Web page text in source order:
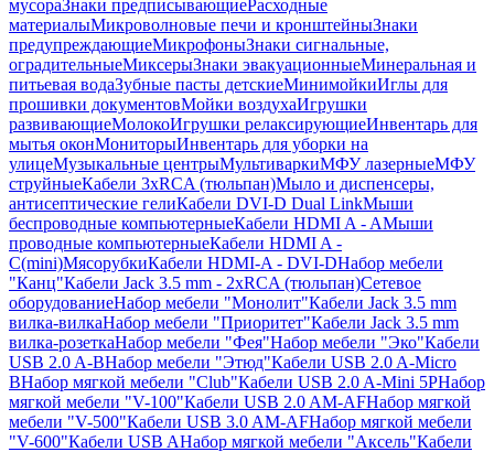
мусораЗнаки предписывающиеРасходные
материалыМикроволновые печи и кронштейныЗнаки
предупреждающиеМикрофоныЗнаки сигнальные,
оградительныеМиксерыЗнаки эвакуационныеМинеральная и
питьевая водаЗубные пасты детскиеМинимойкиИглы для
прошивки документовМойки воздухаИгрушки
развивающиеМолокоИгрушки релаксирующиеИнвентарь для
мытья оконМониторыИнвентарь для уборки на
улицеМузыкальные центрыМультиваркиМФУ лазерныеМФУ
струйныеКабели 3xRCA (тюльпан)Мыло и диспенсеры,
антисептические гелиКабели DVI-D Dual LinkМыши
беспроводные компьютерныеКабели HDMI A - AМыши
проводные компьютерныеКабели HDMI A -
C(mini)МясорубкиКабели HDMI-A - DVI-DНабор мебели
"Канц"Кабели Jack 3.5 mm - 2xRCA (тюльпан)Сетевое
оборудованиеНабор мебели "Монолит"Кабели Jack 3.5 mm
вилка-вилкаНабор мебели "Приоритет"Кабели Jack 3.5 mm
вилка-розеткаНабор мебели "Фея"Набор мебели "Эко"Кабели
USB 2.0 A-BНабор мебели "Этюд"Кабели USB 2.0 A-Micro
BНабор мягкой мебели "Club"Кабели USB 2.0 A-Mini 5PНабор
мягкой мебели "V-100"Кабели USB 2.0 AM-AFНабор мягкой
мебели "V-500"Кабели USB 3.0 AM-AFНабор мягкой мебели
"V-600"Кабели USB AНабор мягкой мебели "Аксель"Кабели